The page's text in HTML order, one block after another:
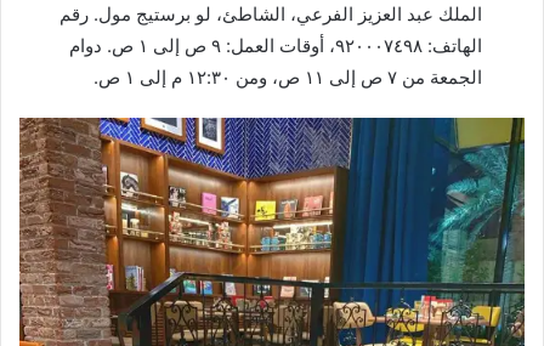
الملك عبد العزيز الفرعي، الشاطئ، لو برستيج مول. رقم
الهاتف: ٩٢٠٠٠٧٤٩٨، أوقات العمل: ٩ ص إلى ١ ص. دوام
الجمعة من ٧ ص إلى ١١ ص، ومن ١٢:٣٠ م إلى ١ ص.